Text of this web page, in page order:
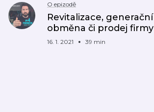
O epizodě
Revitalizace, generační
obměna či prodej firmy
16. 1. 2021 39 min